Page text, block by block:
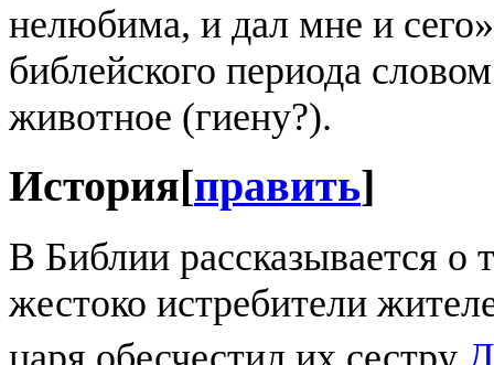
нелюбима, и дал мне и сего»
библейского периода
животное (гиену?).
История [править]
В Библии рассказывается
жестоко истребители